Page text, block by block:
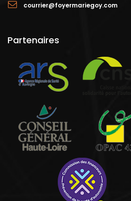
courrier@foyermariegoy.com
Partenaires